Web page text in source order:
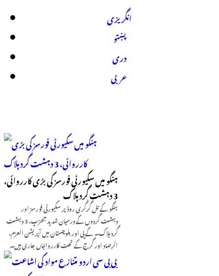
انگریزی
پښتو
دری
عربی
ہنگو میں سکیورٹی فورسز کی بڑی کارروائی،
3 دہشت گرد ہلاک
ہنگو کے تل گُرگُری روڈ پر سکیورٹی فورسز اور
دہشت گردوں کے درمیان شدید جھڑپ، 3 دہشت
گرد ہلاک۔ کے پی اور بلوچستان میں آپریشن العزم،
الرصاد اور گرج کے تحت کارروائیاں جاری ہیں۔